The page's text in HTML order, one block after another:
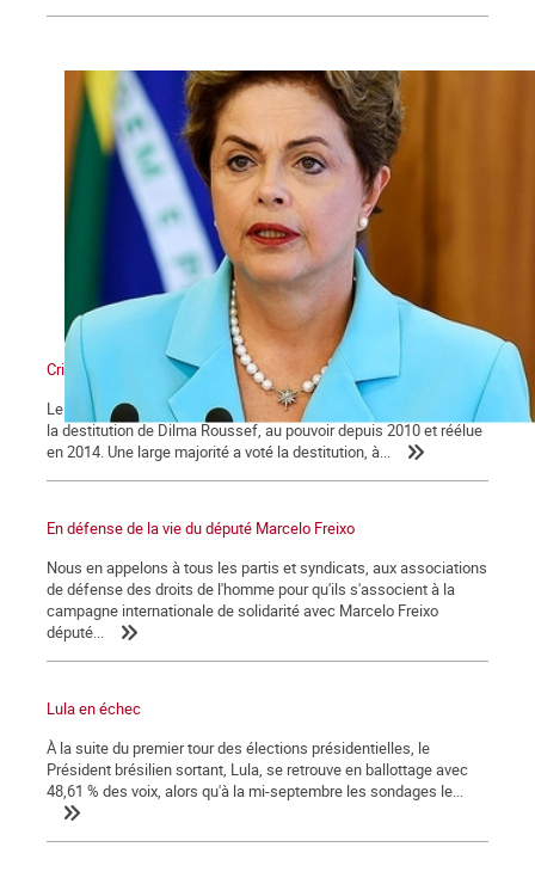
Crise politique au Brésil
Le 18 avril, la Chambre des députés du Brésil a voté en faveur de
la destitution de Dilma Roussef, au pouvoir depuis 2010 et réélue
en 2014. Une large majorité a voté la destitution, à...
En défense de la vie du député Marcelo Freixo
Nous en appelons à tous les partis et syndicats, aux associations
de défense des droits de l'homme pour qu'ils s'associent à la
campagne internationale de solidarité avec Marcelo Freixo
député...
Lula en échec
À la suite du premier tour des élections présidentielles, le
Président brésilien sortant, Lula, se retrouve en ballottage avec
48,61 % des voix, alors qu'à la mi-septembre les sondages le...